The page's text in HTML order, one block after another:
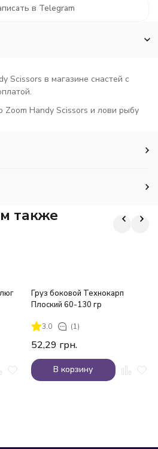
в Telegram
Scissors в магазине снастей с
Handy Scissors и лови рыбу
также
Груз боковой Технокарп
Плоский 60-130 гр
3.0 (1)
52,29 грн.
В корзину